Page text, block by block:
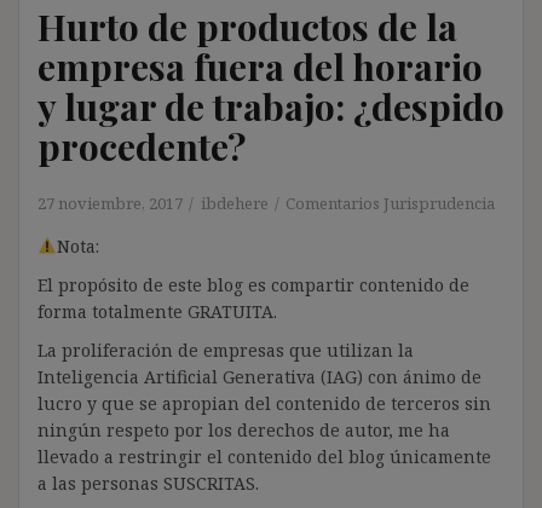
Hurto de productos de la
empresa fuera del horario
y lugar de trabajo: ¿despido
procedente?
27 noviembre, 2017 ibdehere Comentarios Jurisprudencia
Nota:
El propósito de este blog es compartir contenido de
forma totalmente GRATUITA.
La proliferación de empresas que utilizan la
Inteligencia Artificial Generativa (IAG) con ánimo de
lucro y que se apropian del contenido de terceros sin
ningún respeto por los derechos de autor, me ha
llevado a restringir el contenido del blog únicamente
a las personas SUSCRITAS.